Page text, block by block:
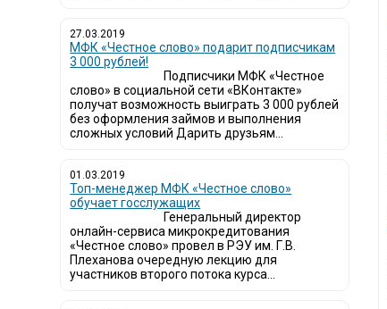
27.03.2019
МФК «Честное слово» подарит подписчикам
3 000 рублей!
Подписчики МФК «Честное
слово» в социальной сети «ВКонтакте»
получат возможность выиграть 3 000 рублей
без оформления займов и выполнения
сложных условий Дарить друзьям...
01.03.2019
Топ-менеджер МФК «Честное слово»
обучает госслужащих
Генеральный директор
онлайн-сервиса микрокредитования
«Честное слово» провел в РЭУ им. Г.В.
Плеханова очередную лекцию для
участников второго потока курса...